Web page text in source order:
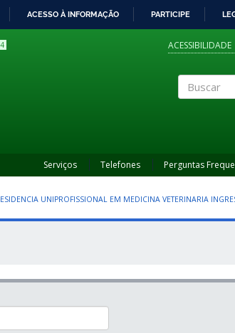
ACESSO À INFORMAÇÃO PARTICIPE
4 ACESSIBILIDADE
Serviços Telefones Perguntas
UNIPROFISSIONAL EM MEDICINA VETERINARIA